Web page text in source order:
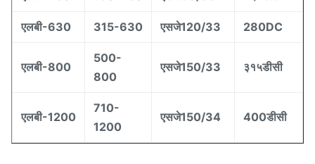
एलबी-630 315-630 एसजे120/33 280DC
एलबी-800
500-
800
एसजे150/33 ३१५डीसी
एलबी-1200
710-
1200
एसजे150/34 400डीसी